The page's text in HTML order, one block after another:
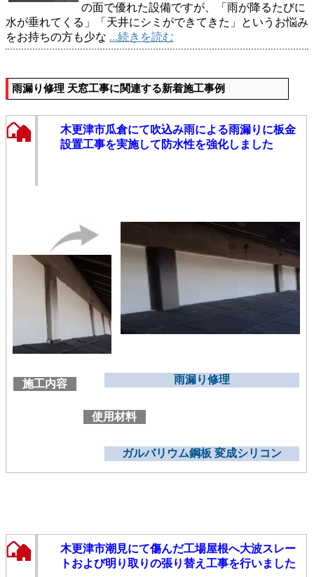
の面で優れた設備ですが、「雨が降るたびに
水が垂れてくる」「天井にシミができてきた」というお悩み
をお持ちの方も少な ...続きを読む
雨漏り修理 天窓工事に関連する新着施工事例
木更津市瓜倉にて吹込み雨による雨漏りに板金
設置工事を実施して防水性を強化しました
施工内容 雨漏り修理
使用材料
ガルバリウム鋼板 変成シリコン
木更津市潮見にて傷んだ工場屋根へ大波スレー
トおよび明り取りの張り替え工事を行いました